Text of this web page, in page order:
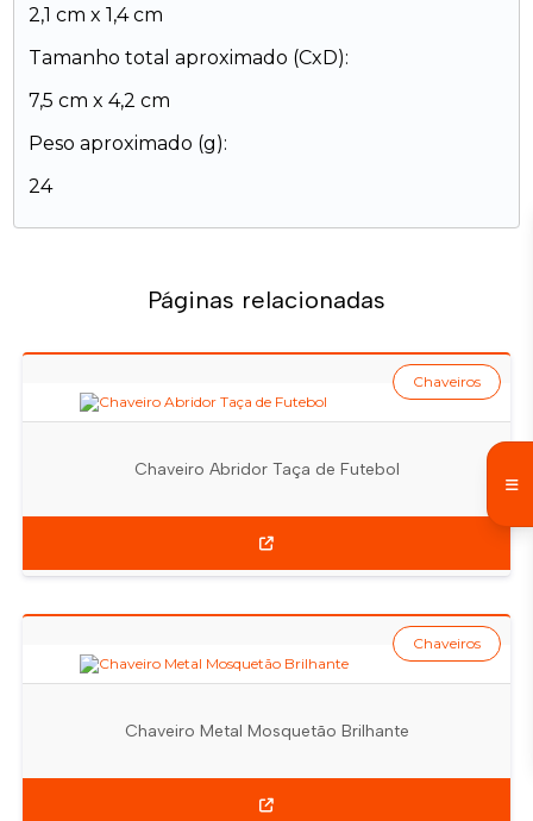
2,1 cm x 1,4 cm
Tamanho total aproximado (CxD):
7,5 cm x 4,2 cm
Peso aproximado (g):
24
Páginas relacionadas
Chaveiro Abridor Taça de Futebol
Chaveiros
Chaveiro Metal Mosquetão Brilhante
Chaveiros